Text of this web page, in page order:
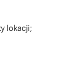
lokacji;